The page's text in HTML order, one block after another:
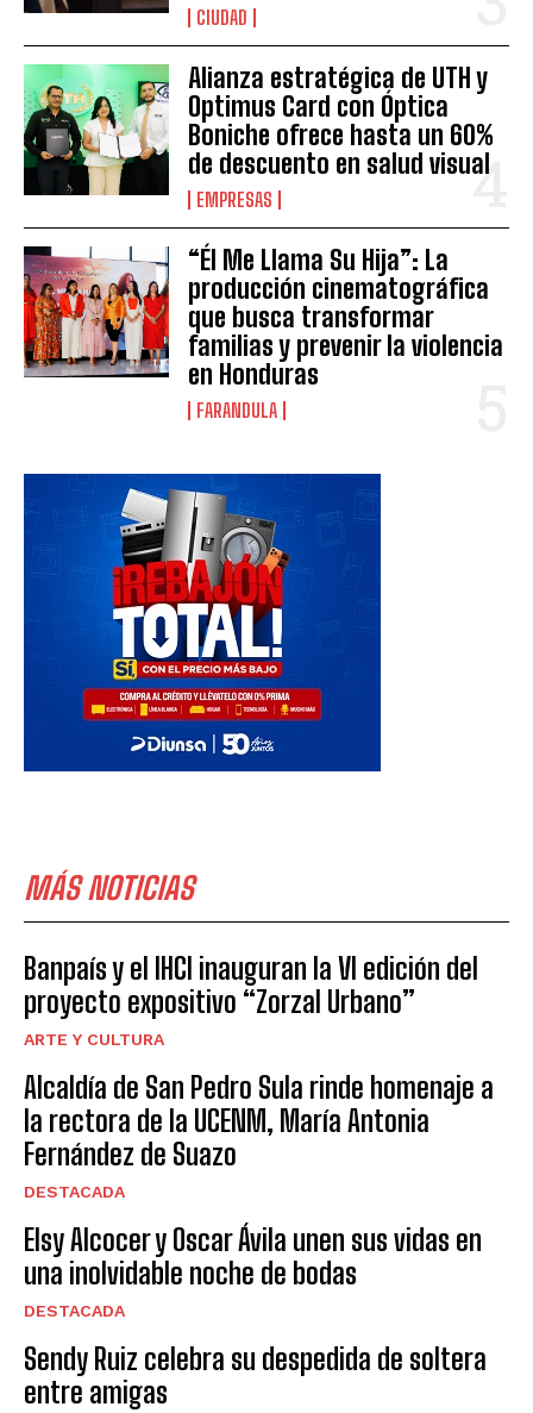
CIUDAD
Alianza estratégica de UTH y
Optimus Card con Óptica
Boniche ofrece hasta un 60%
de descuento en salud visual
EMPRESAS
“Él Me Llama Su Hija”: La
producción cinematográfica
que busca transformar
familias y prevenir la violencia
en Honduras
FARANDULA
MÁS NOTICIAS
Banpaís y el IHCI inauguran la VI edición del
proyecto expositivo “Zorzal Urbano”
ARTE Y CULTURA
Alcaldía de San Pedro Sula rinde homenaje a
la rectora de la UCENM, María Antonia
Fernández de Suazo
DESTACADA
Elsy Alcocer y Oscar Ávila unen sus vidas en
una inolvidable noche de bodas
DESTACADA
Sendy Ruiz celebra su despedida de soltera
entre amigas